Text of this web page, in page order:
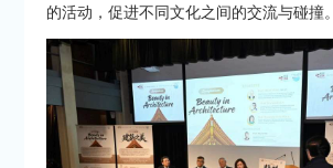
的活动，促进不同文化之间的交流与碰撞。